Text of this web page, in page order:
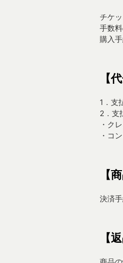
チケ
手数
購入
【
1．支
2．支
・ク
・コ
【
決済
【